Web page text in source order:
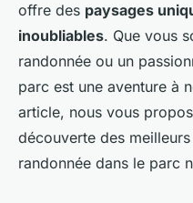
offre des paysages
inoubliables. Que vous
randonnée ou un
parc est une aventure à
article, nous vous
découverte des
randonnée dans le parc